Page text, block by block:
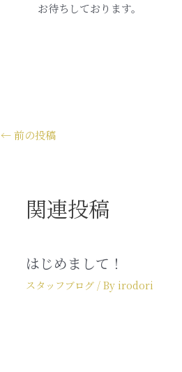
お待ちしております。
←前の投稿
関連投稿
はじめまして！
スタッフブログ/ By irodori